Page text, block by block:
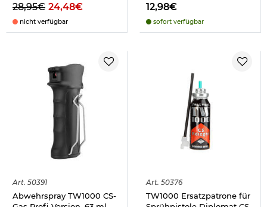
28,95€ 24,48€
nicht verfügbar
12,98€
sofort verfügbar
Art. 50391
Abwehrspray TW1000 CS-
Art. 50376
TW1000 Ersatzpatrone für